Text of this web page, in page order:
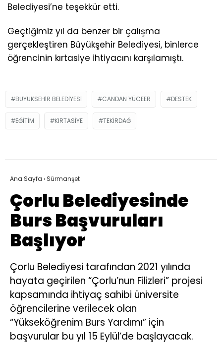
Belediyesi’ne teşekkür etti.
Geçtiğimiz yıl da benzer bir çalışma
gerçekleştiren Büyükşehir Belediyesi, binlerce
öğrencinin kırtasiye ihtiyacını karşılamıştı.
BUYUKSEHIR BELEDIYESI CANDAN YÜCEER DESTEK
EĞITIM KIRTASIYE TEKIRDAĞ
Ana Sayfa › Sürmanşet
Çorlu Belediyesinde
Burs Başvuruları
Başlıyor
Çorlu Belediyesi tarafından 2021 yılında
hayata geçirilen “Çorlu’nun Filizleri” projesi
kapsamında ihtiyaç sahibi üniversite
öğrencilerine verilecek olan
“Yükseköğrenim Burs Yardımı” için
başvurular bu yıl 15 Eylül’de başlayacak.